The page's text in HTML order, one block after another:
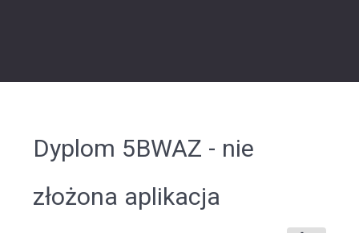
Dyplom 5BWAZ - nie
złożona aplikacja